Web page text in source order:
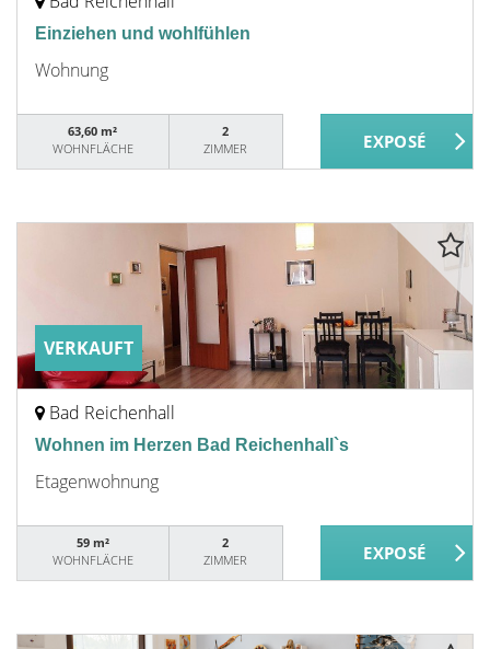
Einziehen und wohlfühlen
Wohnung
63,60 m²
WOHNFLÄCHE
2
ZIMMER
VERKAUFT
Bad Reichenhall
Wohnen im Herzen Bad Reichenhall`s
Etagenwohnung
59 m²
WOHNFLÄCHE
2
ZIMMER